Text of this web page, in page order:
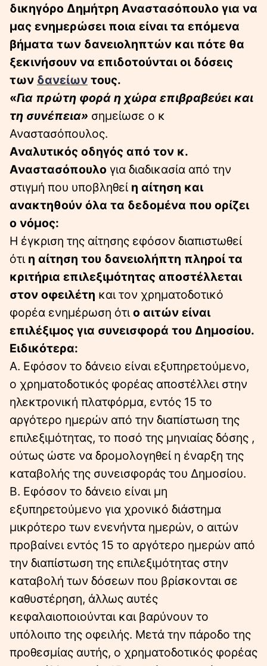
δικηγόρο Δημήτρη Αναστασόπουλο για να
μας ενημερώσει ποια είναι τα επόμενα
βήματα των δανειοληπτών και πότε θα
ξεκινήσουν να επιδοτούνται οι δόσεις
των δανείων τους.
«Για πρώτη φορά η χώρα επιβραβεύει και
τη συνέπεια» σημείωσε ο κ
Αναστασόπουλος.
Αναλυτικός οδηγός από τον κ.
Αναστασόπουλο για διαδικασία από την
στιγμή που υποβληθεί η αίτηση και
ανακτηθούν όλα τα δεδομένα που ορίζει
ο νόμος:
Η έγκριση της αίτησης εφόσον διαπιστωθεί
ότι η αίτηση του δανειολήπτη πληροί τα
κριτήρια επιλεξιμότητας αποστέλλεται
στον οφειλέτη και τον χρηματοδοτικό
φορέα ενημέρωση ότι ο αιτών είναι
επιλέξιμος για συνεισφορά του Δημοσίου.
Ειδικότερα:
Α. Εφόσον το δάνειο είναι εξυπηρετούμενο,
ο χρηματοδοτικός φορέας αποστέλλει στην
ηλεκτρονική πλατφόρμα, εντός 15 το
αργότερο ημερών από την διαπίστωση της
επιλεξιμότητας, το ποσό της μηνιαίας δόσης ,
ούτως ώστε να δρομολογηθεί η έναρξη της
καταβολής της συνεισφοράς του Δημοσίου.
Β. Εφόσον το δάνειο είναι μη
εξυπηρετούμενο για χρονικό διάστημα
μικρότερο των ενενήντα ημερών, ο αιτών
προβαίνει εντός 15 το αργότερο ημερών από
την διαπίστωση της επιλεξιμότητας στην
καταβολή των δόσεων που βρίσκονται σε
καθυστέρηση, άλλως αυτές
κεφαλαιοποιούνται και βαρύνουν το
υπόλοιπο της οφειλής. Μετά την πάροδο της
προθεσμίας αυτής, ο χρηματοδοτικός φορέας